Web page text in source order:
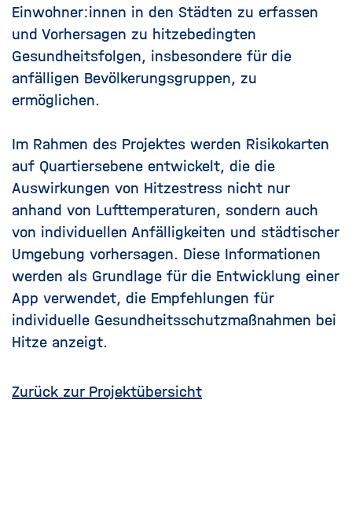
Einwohner:innen in den Städten zu erfassen
und Vorhersagen zu hitzebedingten
Gesundheitsfolgen, insbesondere für die
anfälligen Bevölkerungsgruppen, zu
ermöglichen.
Im Rahmen des Projektes werden Risikokarten
auf Quartiersebene entwickelt, die die
Auswirkungen von Hitzestress nicht nur
anhand von Lufttemperaturen, sondern auch
von individuellen Anfälligkeiten und städtischer
Umgebung vorhersagen. Diese Informationen
werden als Grundlage für die Entwicklung einer
App verwendet, die Empfehlungen für
individuelle Gesundheitsschutzmaßnahmen bei
Hitze anzeigt.
Zurück zur Projektübersicht